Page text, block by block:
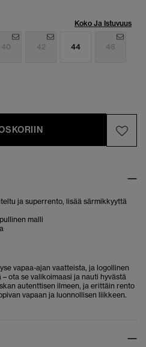
Koko Ja Istuvuus
40 42 44 46
ja superrento, lisää särmikkyyttä
malli
vapaa-ajan vaatteista, ja logollinen
ota se valikoimaasi ja nauti hyvästä
autenttisen ilmeen, ja erittäin rento
vapaan ja luonnollisen liikkeen.